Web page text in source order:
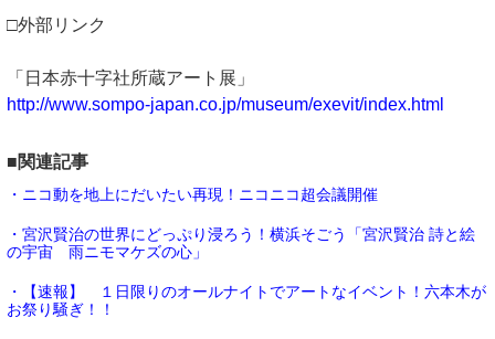
□外部リンク
「日本赤十字社所蔵アート展」
http://www.sompo-japan.co.jp/museum/exevit/index.html
■関連記事
・ニコ動を地上にだいたい再現！ニコニコ超会議開催
・宮沢賢治の世界にどっぷり浸ろう！横浜そごう「宮沢賢治 詩と絵
の宇宙 雨ニモマケズの心」
・【速報】 １日限りのオールナイトでアートなイベント！六本木が
お祭り騒ぎ！！